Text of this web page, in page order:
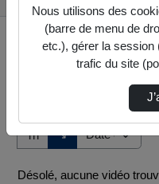
Accueil Vidéos
Tri ↘
Désolé, aucune vidéo
Nous utilisons des
(barre de menu de
etc.), gérer la session
trafic du site